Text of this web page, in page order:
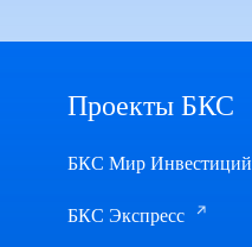
Проекты БКС
БКС Мир Инвестиций
БКС Экспресс